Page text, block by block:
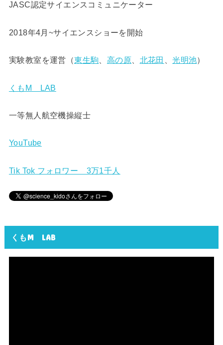
JASC認定サイエンスコミュニケーター
2018年4月~サイエンスショーを開始
実験教室を運営（東生駒 高の原 北花田 、光明池）
くもM LAB
一等無人航空機操縦士
YouTube
Tik Tok フォロワー 3万1千人
くもM LAB